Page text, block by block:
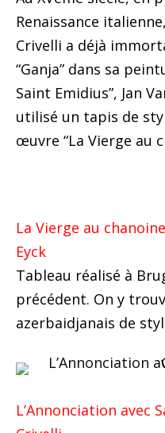
Renaissance
Crivelli a déjà
“Ganja” dans sa
Saint Emidius”, Jan
utilisé un tapis de
œuvre “La Vierge au
La Vierge au
Eyck
Tableau réalisé à
précédent. On y
azerbaidjanais de
L’Annonciation avec